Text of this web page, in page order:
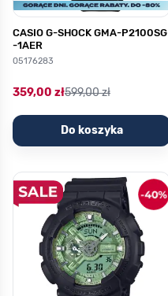
CASIO G-SHOCK GMA-P2100SG
-1AER
05176283
359,00 zł599,00 zł
Do koszyka